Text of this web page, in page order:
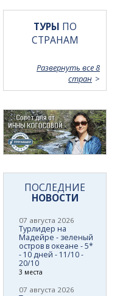
ТУРЫ ПО
СТРАНАМ
Развернуть все 8
стран
ПОСЛЕДНИЕ
НОВОСТИ
07 августа 2026
Турлидер на
Мадейре - зеленый
остров в океане - 5*
- 10 дней - 11/10 -
20/10
3 места
07 августа 2026